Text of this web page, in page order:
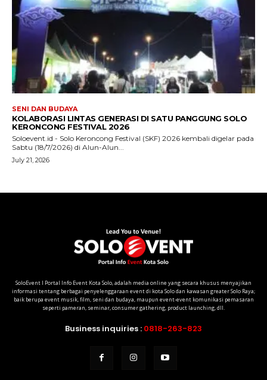
SoloEvent I Portal Info Event Kota Solo, adalah media online yang secara khusus menyajikan
informasi tentang berbagai penyelenggaraan event di kota Solo dan kawasan greater Solo Raya;
baik berupa event musik, film, seni dan budaya, maupun event-event komunikasi pemasaran
seperti pameran, seminar, consumer gathering, product launching, dll.
Business inquiries : 0818-263-823